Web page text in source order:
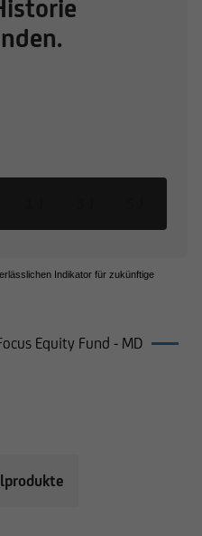
Indikator für zukünftige
Equity Fund - MD